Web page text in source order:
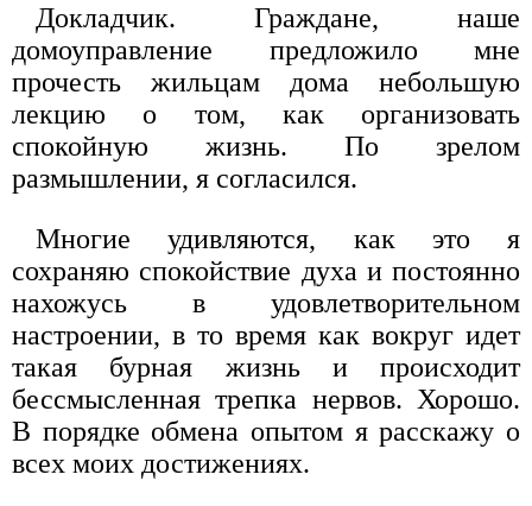
Докладчик. Граждане, наше
домоуправление предложило мне
прочесть жильцам дома небольшую
лекцию о том, как организовать
спокойную жизнь. По зрелом
размышлении, я согласился.
Многие удивляются, как это я
сохраняю спокойствие духа и постоянно
нахожусь в удовлетворительном
настроении, в то время как вокруг идет
такая бурная жизнь и происходит
бессмысленная трепка нервов. Хорошо.
В порядке обмена опытом я расскажу о
всех моих достижениях.